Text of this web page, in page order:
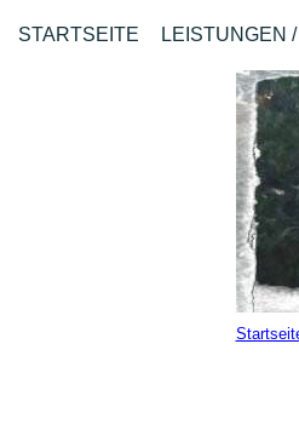
STARTSEITE LEISTUNGEN